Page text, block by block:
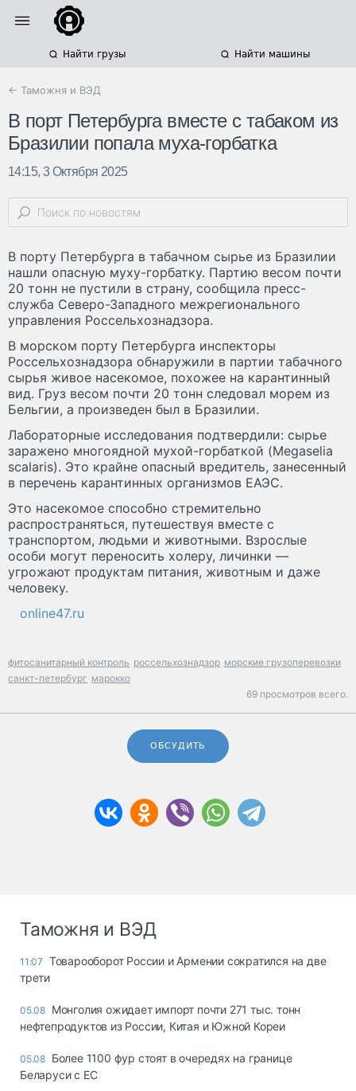
Найти грузы Найти машины
← Таможня и ВЭД
В порт Петербурга вместе с табаком из
Бразилии попала муха-горбатка
14:15, 3 Октября 2025
В порту Петербурга в табачном сырье из Бразилии
нашли опасную муху-горбатку. Партию весом почти
20 тонн не пустили в страну, сообщила пресс-
служба Северо-Западного межрегионального
управления Россельхознадзора.
В морском порту Петербурга инспекторы
Россельхознадзора обнаружили в партии табачного
сырья живое насекомое, похожее на карантинный
вид. Груз весом почти 20 тонн следовал морем из
Бельгии, а произведен был в Бразилии.
Лабораторные исследования подтвердили: сырье
заражено многоядной мухой-горбаткой (Megaselia
scalaris). Это крайне опасный вредитель, занесенный
в перечень карантинных организмов ЕАЭС.
Это насекомое способно стремительно
распространяться, путешествуя вместе с
транспортом, людьми и животными. Взрослые
особи могут переносить холеру, личинки —
угрожают продуктам питания, животным и даже
человеку.
online47.ru
фитосанитарный контроль россельхознадзор морские грузоперевозки
санкт-петербург марокко
69 просмотров всего.
ОБСУДИТЬ
Таможня и ВЭД
11:07 Товарооборот России и Армении сократился на две
трети
05.08 Монголия ожидает импорт почти 271 тыс. тонн
нефтепродуктов из России, Китая и Южной Кореи
05.08 Более 1100 фур стоят в очередях на границе
Беларуси с ЕС